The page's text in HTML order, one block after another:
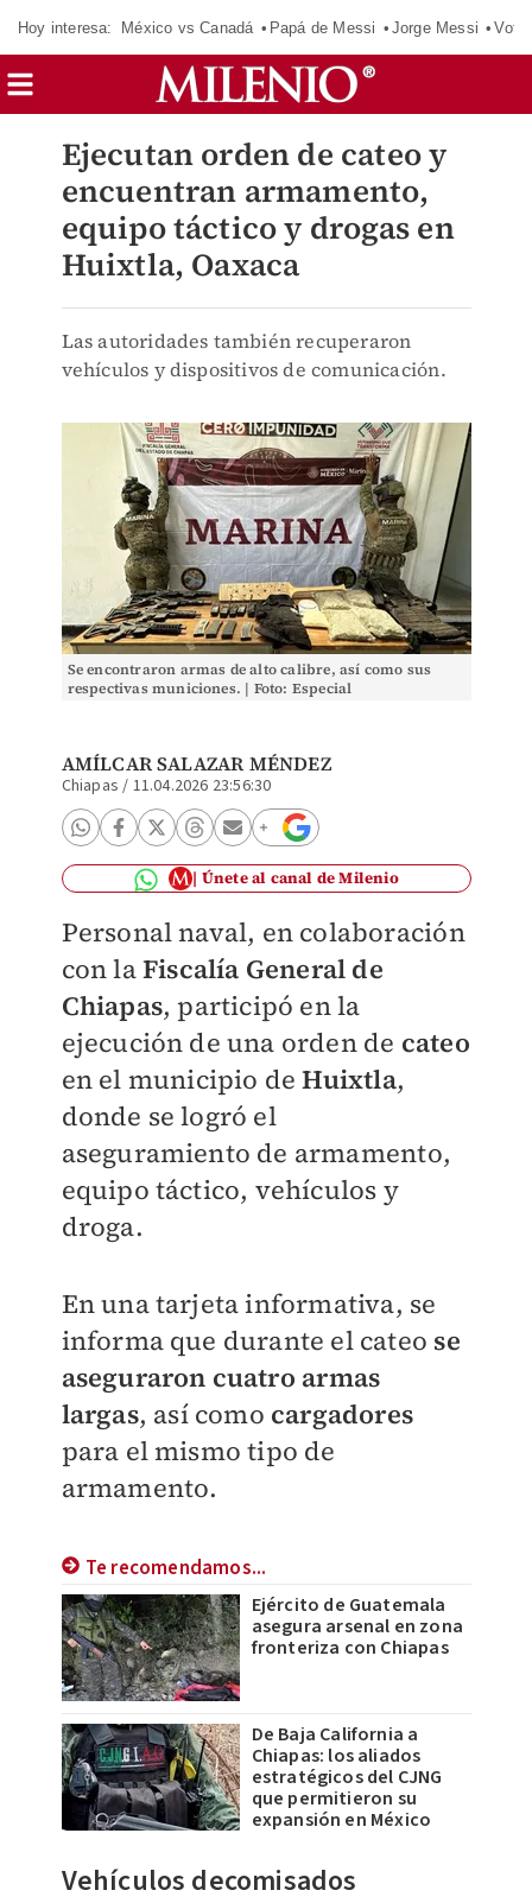
Hoy interesa: México vs Canadá Papá de Messi Jorge Messi
Ejecutan orden de cateo y
encuentran armamento,
equipo táctico y drogas en
Huixtla, Oaxaca
Las autoridades también recuperaron
vehículos y dispositivos de comunicación.
Se encontraron armas de alto calibre, así como sus
respectivas municiones. | Foto: Especial
AMÍLCAR SALAZAR MÉNDEZ
Chiapas / 11.04.2026 23:56:30
Únete al canal de Milenio
Personal naval, en colaboración
con laFiscalía General de
Chiapas, participó en la
ejecución de una orden de cateo
en el municipio deHuixtla,
donde se logró el
aseguramiento de armamento,
equipo táctico, vehículos y
droga.
En una tarjeta informativa, se
informa que durante el cateo se
aseguraron cuatro armas
largas, así como cargadores
para el mismo tipo de
armamento.
Te recomendamos...
Ejército de Guatemala
asegura arsenal en zona
fronteriza con Chiapas
De Baja California a
Chiapas: los aliados
estratégicos del CJNG
que permitieron su
expansión en México
Vehículos decomisados